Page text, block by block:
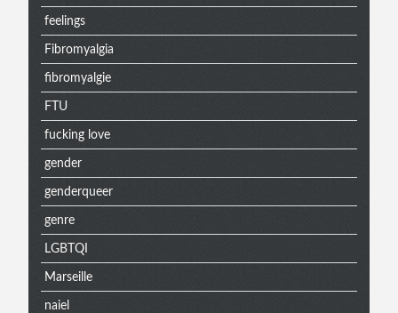
extra
feelings
Fibromyalgia
fibromyalgie
FTU
fucking love
gender
genderqueer
genre
LGBTQI
Marseille
naiel